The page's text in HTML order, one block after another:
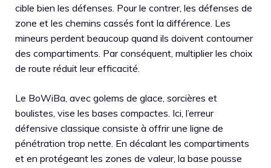
cible bien les défenses. Pour le contrer, les défenses de
zone et les chemins cassés font la différence. Les
mineurs perdent beaucoup quand ils doivent contourner
des compartiments. Par conséquent, multiplier les choix
de route réduit leur efficacité.
Le BoWiBa, avec golems de glace, sorcières et
boulistes, vise les bases compactes. Ici, l’erreur
défensive classique consiste à offrir une ligne de
pénétration trop nette. En décalant les compartiments
et en protégeant les zones de valeur, la base pousse